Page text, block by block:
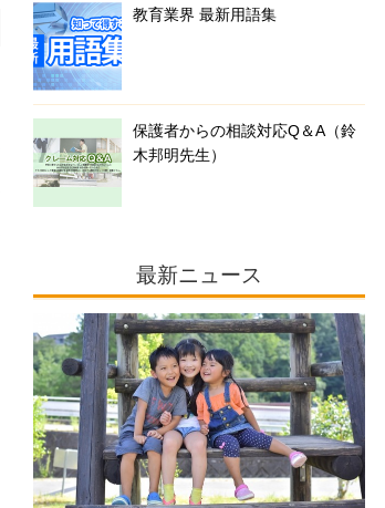
教育業界 最新用語集
保護者からの相談対応Q＆A（鈴
木邦明先生）
最新ニュース